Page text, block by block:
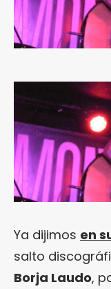
Ya dijimos en
salto
Borja Laudo,